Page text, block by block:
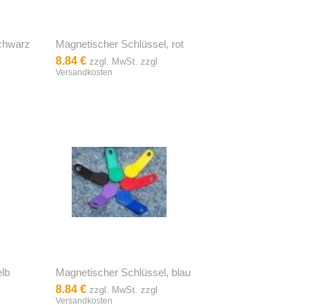
Magnetischer Schlüssel, rot
8.84 €zzgl. MwSt. zzgl
Versandkosten
Magnetischer Schlüssel, blau
8.84 €zzgl. MwSt. zzgl
Versandkosten